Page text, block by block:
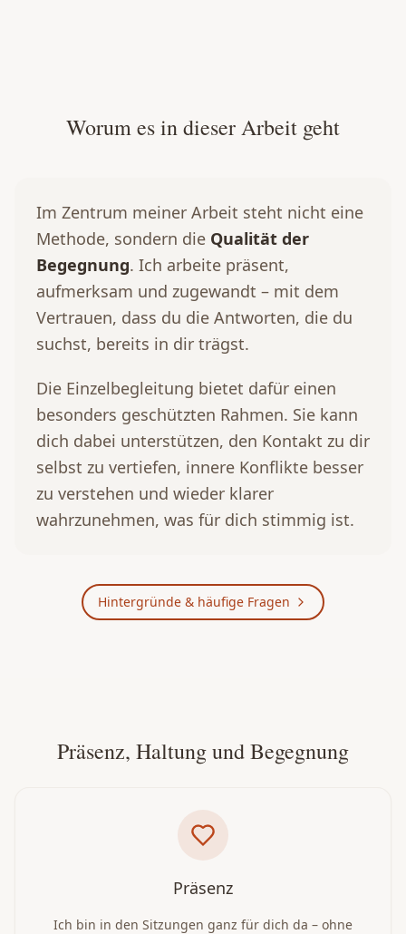
Worum es in dieser Arbeit geht
Im Zentrum meiner Arbeit steht nicht eine
Methode, sondern die Qualität der
Begegnung. Ich arbeite präsent,
aufmerksam und zugewandt – mit dem
Vertrauen, dass du die Antworten, die du
suchst, bereits in dir trägst.
Die Einzelbegleitung bietet dafür einen
besonders geschützten Rahmen. Sie kann
dich dabei unterstützen, den Kontakt zu dir
selbst zu vertiefen, innere Konflikte besser
zu verstehen und wieder klarer
wahrzunehmen, was für dich stimmig ist.
Hintergründe & häufige Fragen
Präsenz, Haltung und Begegnung
Präsenz
Ich bin in den Sitzungen ganz für dich da – ohne